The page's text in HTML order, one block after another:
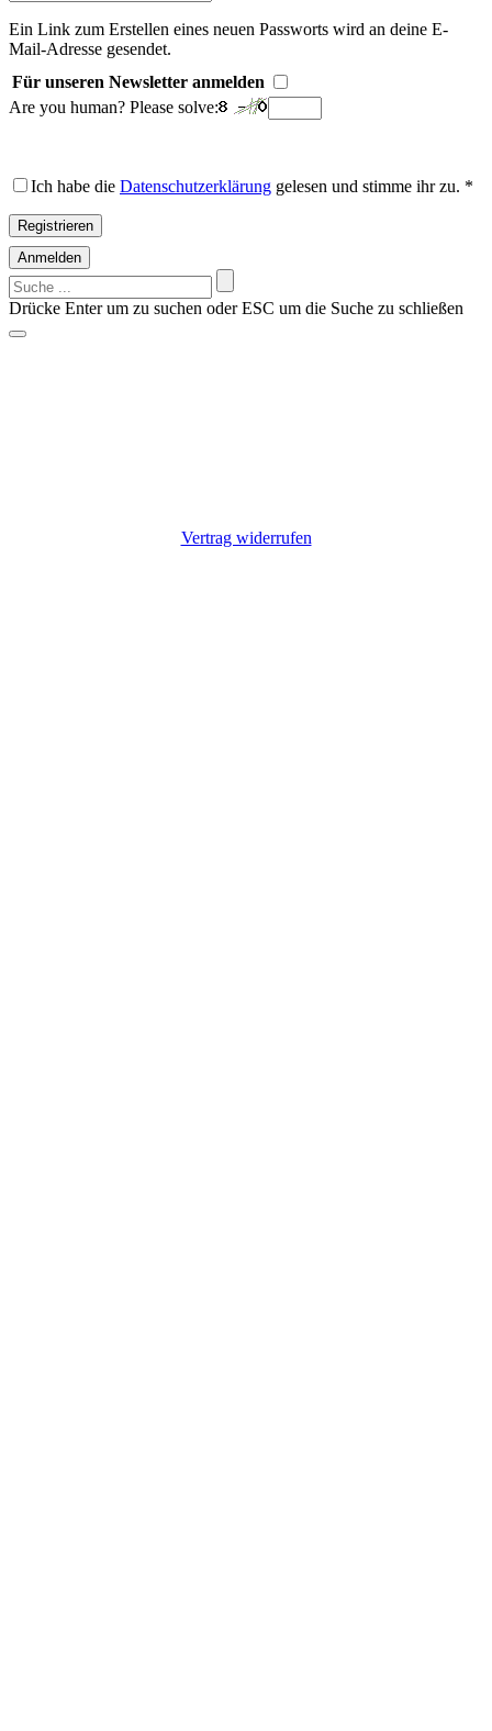
Mail-
Adresse*
Erforderlich
Ein Link zum Erstellen eines neuen Passworts wird an deine E-
Mail-Adresse gesendet.
Für unseren Newsletter anmelden
Are you human? Please solve:
Ich habe die Datenschutzerklärung gelesen und stimme ihr zu. *
Registrieren
Anmelden
Suchen
nach:
Drücke Enter um zu suchen oder ESC um die Suche zu schließen
Vertrag widerrufen